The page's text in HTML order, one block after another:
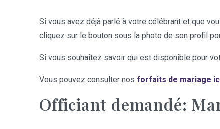
Si vous avez déjà parlé à votre célébrant et que
cliquez sur le bouton sous la photo de son profil
Si vous souhaitez savoir qui est disponible pour
Vous pouvez consulter nos forfaits de mariage
Officiant demandé: